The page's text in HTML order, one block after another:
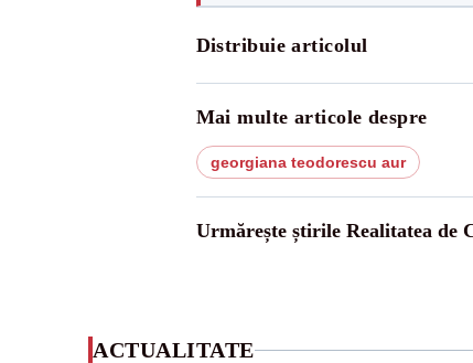
Distribuie articolul
Mai multe articole despre
georgiana teodorescu aur
Urmărește știrile Realitatea de
ACTUALITATE